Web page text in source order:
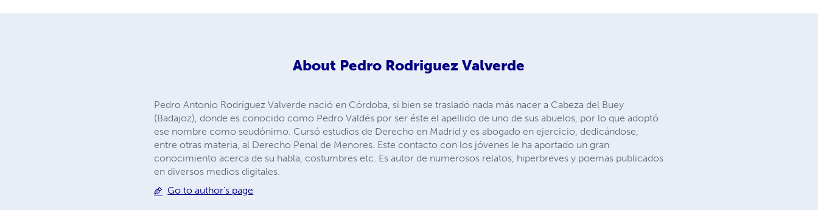
About Pedro Rodriguez Valverde
Pedro Antonio Rodríguez Valverde nació en Córdoba, si bien se trasladó nada más nacer a Cabeza del Buey
(Badajoz), donde es conocido como Pedro Valdés por ser éste el apellido de uno de sus abuelos, por lo que adoptó
ese nombre como seudónimo. Cursó estudios de Derecho en Madrid y es abogado en ejercicio, dedicándose,
entre otras materia, al Derecho Penal de Menores. Este contacto con los jóvenes le ha aportado un gran
conocimiento acerca de su habla, costumbres etc. Es autor de numerosos relatos, hiperbreves y poemas publicados
en diversos medios digitales.
Go to author's page